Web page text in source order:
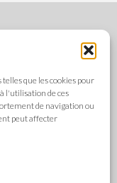
que les cookies pour
l'utilisation de ces
de navigation ou
peut affecter